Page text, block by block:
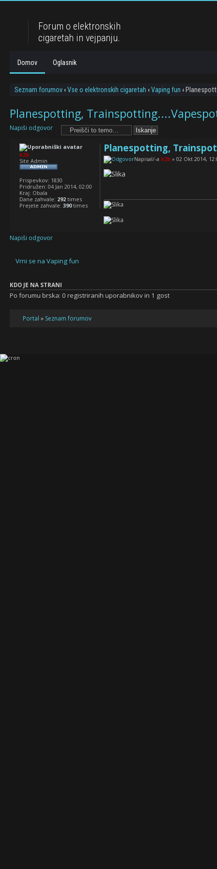
Forum o elektronskih
cigaretah in vejpanju.
Domov Oglasnik
Seznam forumov ‹Vse o elektronskih cigaretah ‹Vaping fun ‹
Planespotting,
Napiši odgovor
Planespotting,
Napisal/-a k2b » 02 Okt 2014,
k2b
Site Admin
Prispevkov: 1830
Pridružen: 04 Jan 2014, 02:00
Kraj: Obala
Dane zahvale: 292 times
Prejete zahvale: 390times
Napiši odgovor
Vrni se na Vaping fun
KDO JE NA STRANI
Po forumu brska: 0 registriranih uporabnikov in 1 gost
Portal » Seznam forumov